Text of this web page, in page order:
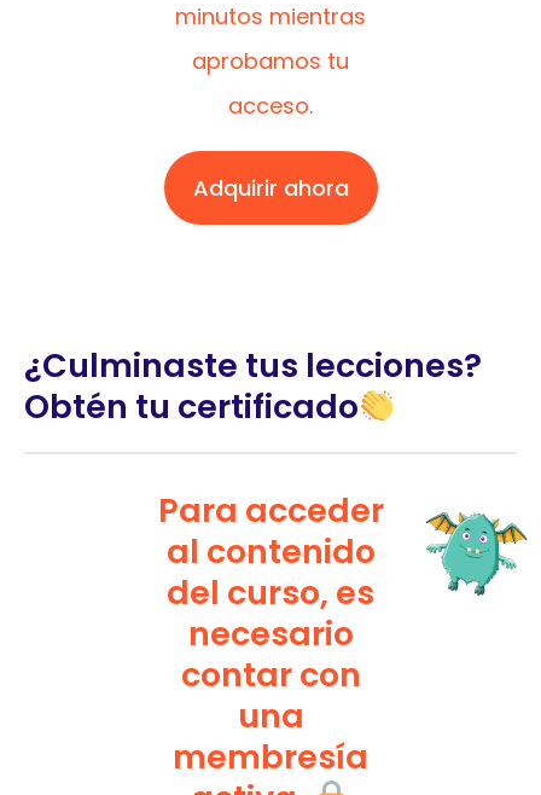
minutos mientras
aprobamos tu
acceso.
Adquirir ahora
¿Culminaste tus lecciones?
Obtén tu certificado
Para acceder
al contenido
del curso, es
necesario
contar con
una
membresía